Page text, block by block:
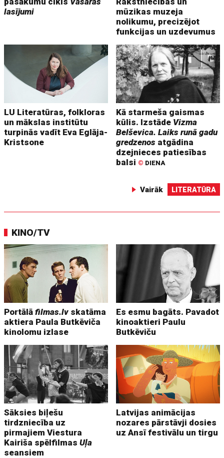
lasījumi
mūzikas muzeja
nolikumu, precizējot
funkcijas un uzdevumus
LU Literatūras, folkloras
un mākslas institūtu
turpinās vadīt Eva Eglāja-
Kristsone
Kā starmeša gaismas
kūlis. Izstāde Vizma
Belševica. Laiks runā gadu
gredzenos atgādina
dzejnieces patiesības
balsi © DIENA
Vairāk LITERATŪRA
KINO/TV
Portālāfilmas.lv skatāma
aktiera Paula Butkēviča
kinolomu izlase
Es esmu bagāts. Pavadot
kinoaktieri Paulu
Butkēviču
Sāksies biļešu
tirdzniecība uz
pirmajiem Viestura
Kairiša spēlfilmasUļa
seansiem
Latvijas animācijas
nozares pārstāvji dosies
uz Ansī festivālu un tirgu